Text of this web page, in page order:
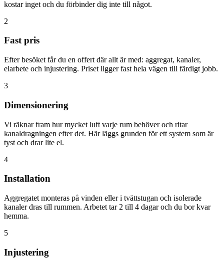
kostar inget och du förbinder dig inte till något.
2
Fast pris
Efter besöket får du en offert där allt är med: aggregat, kanaler,
elarbete och injustering. Priset ligger fast hela vägen till färdigt jobb.
3
Dimensionering
Vi räknar fram hur mycket luft varje rum behöver och ritar
kanaldragningen efter det. Här läggs grunden för ett system som är
tyst och drar lite el.
4
Installation
Aggregatet monteras på vinden eller i tvättstugan och isolerade
kanaler dras till rummen. Arbetet tar 2 till 4 dagar och du bor kvar
hemma.
5
Injustering